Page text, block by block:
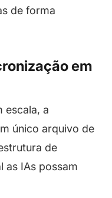
de forma
em
escala, a
único arquivo de
de
as IAs possam